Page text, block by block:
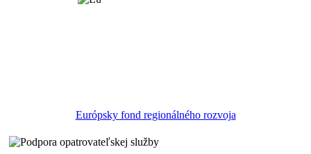
Európsky fond regionálného rozvoja